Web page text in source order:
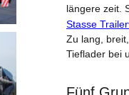
längere zeit.
Stasse
Zu lang,
Tieflader bei